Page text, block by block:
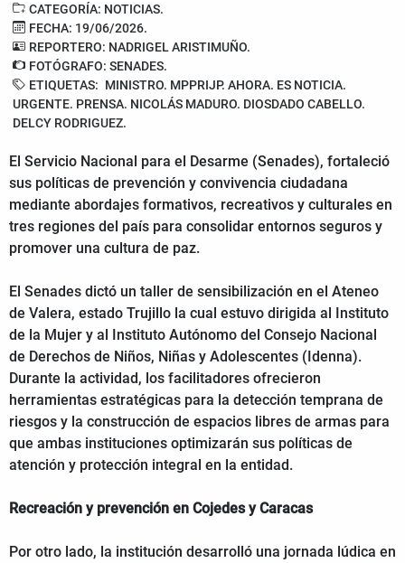
CATEGORÍA: NOTICIAS.
FECHA: 19/06/2026.
REPORTERO: NADRIGEL ARISTIMUÑO.
FOTÓGRAFO: SENADES.
ETIQUETAS: MINISTRO. MPPRIJP. AHORA. ES NOTICIA.
URGENTE. PRENSA. NICOLÁS MADURO. DIOSDADO CABELLO.
DELCY RODRIGUEZ.
El Servicio Nacional para el Desarme (Senades), fortaleció
sus políticas de prevención y convivencia ciudadana
mediante abordajes formativos, recreativos y culturales en
tres regiones del país para consolidar entornos seguros y
promover una cultura de paz.
El Senades dictó un taller de sensibilización en el Ateneo
de Valera, estado Trujillo la cual estuvo dirigida al Instituto
de la Mujer y al Instituto Autónomo del Consejo Nacional
de Derechos de Niños, Niñas y Adolescentes (Idenna).
Durante la actividad, los facilitadores ofrecieron
herramientas estratégicas para la detección temprana de
riesgos y la construcción de espacios libres de armas para
que ambas instituciones optimizarán sus políticas de
atención y protección integral en la entidad.
Recreación y prevención en Cojedes y Caracas
Por otro lado, la institución desarrolló una jornada lúdica en